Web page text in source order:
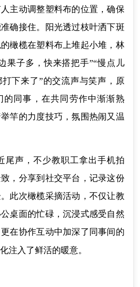
主动调整塑料布的位置，确保
确接住。阳光透过枝叶洒下斑
橄榄在塑料布上堆起小堆，林
果子多，快来搭把手”“慢点儿
下来了”的交流声与笑声，原
的同事，在共同劳作中渐渐熟
竿的力度技巧，氛围热闹又温
尾声，不少教职工拿出手机拍
，分享到社交平台，记录这份
此次橄榄采摘活动，不仅让教
桌面的忙碌，沉浸式感受自然
在协作互动中加深了同事间的
注入了鲜活的暖意。